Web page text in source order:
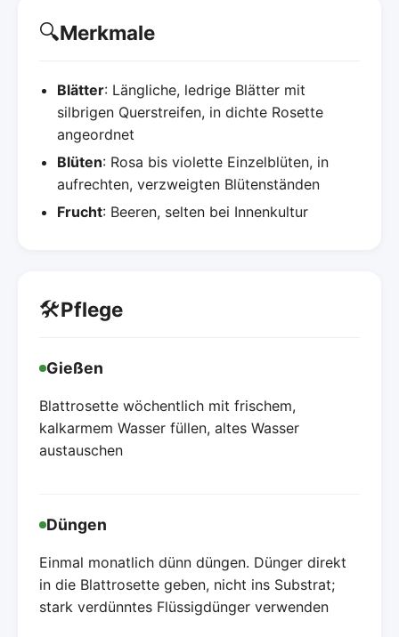
🔍Merkmale
Blätter: Längliche, ledrige Blätter mit
silbrigen Querstreifen, in dichte Rosette
angeordnet
Blüten: Rosa bis violette Einzelblüten, in
aufrechten, verzweigten Blütenständen
Frucht: Beeren, selten bei Innenkultur
🛠️Pflege
Gießen
Blattrosette wöchentlich mit frischem,
kalkarmem Wasser füllen, altes Wasser
austauschen
Düngen
Einmal monatlich dünn düngen. Dünger direkt
in die Blattrosette geben, nicht ins Substrat;
stark verdünntes Flüssigdünger verwenden